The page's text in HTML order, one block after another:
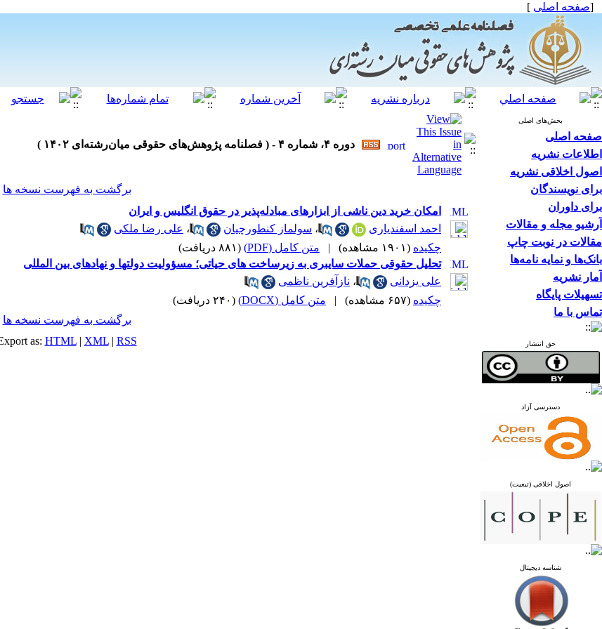
[صفحه اصلی ]
بخش‌های اصلی
صفحه اصلی
اطلاعات نشریه
اصول اخلاقی نشریه
برای نویسندگان
برای داوران
آرشیو مجله و مقالات
مقالات در نوبت چاپ
بانک‌ها و نمایه نامه‌ها
آمار نشریه
تسهیلات پایگاه
تماس با ما
حق انتشار
دسترسی آزاد
اصول اخلاقی (تبعیت)
شناسه دیجیتال
دوره ۴، شماره ۴ - ( فصلنامه پژوهش‌های حقوقی میان‌رشته‌ای ۱۴۰۲ )
برگشت به فهرست نسخه ها
امکان خرید دین ناشی از ابزارهای مبادله‌پذیر در حقوق انگلیس و ایران
احمد اسفندیاری
، سولماز کنطورچیان ، علی رضا ملکی
چکیده (۱۹۰۱ مشاهده) | متن کامل (PDF)
(۸۸۱ دریافت)
تحلیل حقوقی حملات سایبری به زیرساخت های حیاتی؛ مسؤولیت دولتها و نهادهای بین المللی
علی یزدانی
، نازآفرین ناظمی
چکیده (۶۵۷ مشاهده) | متن کامل (DOCX)
(۲۴۰ دریافت)
برگشت به فهرست نسخه ها
as: HTML| XML| RSS